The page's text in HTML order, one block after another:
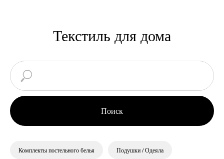
Текстиль для дома
Поиск
Комплекты постельного белья Подушки / Одеяла